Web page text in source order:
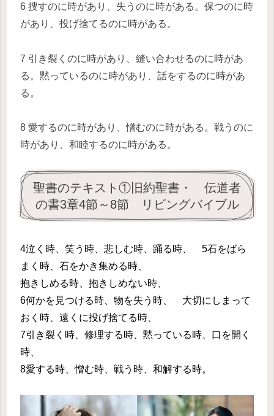
6 捜すのに時があり、失うのに時がある。保つのに時
があり、投げ捨てるのに時がある。
7 引き裂くのに時があり、縫い合わせるのに時があ
る。黙っているのに時があり、話をするのに時があ
る。
8 愛するのに時があり、憎むのに時がある。戦うのに
時があり、和睦するのに時がある。
聖書のテキスト①旧約聖書・ 伝道者
の書3章4節～8節 リビングバイブル
4泣く時、笑う時、悲しむ時、踊る時、 5石をばら
まく時、石をかき集める時、
抱きしめる時、抱きしめない時、
6何かを見つける時、物を失う時、 大切にしまって
おく時、遠くに投げ捨てる時、
7引き裂く時、修理する時、黙っている時、口を開く
時、
8愛する時、憎む時、戦う時、和解する時。